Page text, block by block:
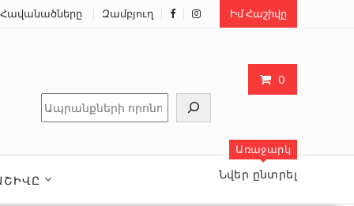
Հավանածները Զամբյուղ Իմ Հաշիվը
0
Որոնել
Առաջարկ
Նվեր ընտրել